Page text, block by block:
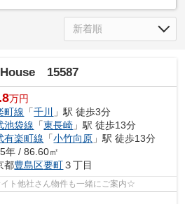
House 15587
万円
町線 「千川
」駅 徒歩3分
池袋線 「東長崎 」駅 徒歩13分
有楽町線 「小竹向原 」駅 徒歩13分
年 / 86.60㎡
都豊島区要町３丁目
ト他社さん物件も一緒にご案内☆